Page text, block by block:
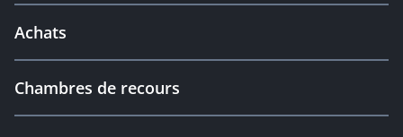
Achats
Chambres de recours